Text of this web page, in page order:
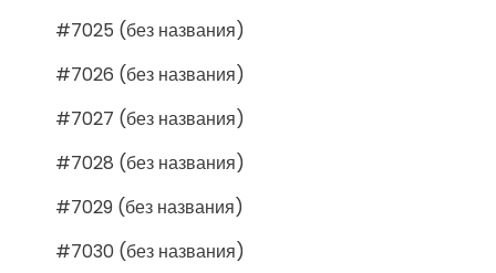
#7025 (без названия)
#7026 (без названия)
#7027 (без названия)
#7028 (без названия)
#7029 (без названия)
#7030 (без названия)